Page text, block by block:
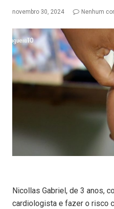
novembro 30, 2024 Nenhum
Nicollas Gabriel, de 3 anos,
cardiologista e fazer o risco